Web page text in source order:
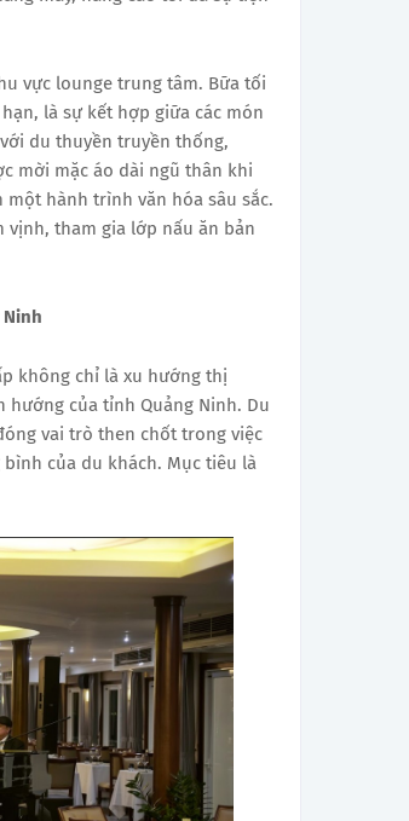
vực lounge trung tâm. Bữa tối
là sự kết hợp giữa các món
du thuyền truyền thống,
mời mặc áo dài ngũ thân khi
hành trình văn hóa sâu sắc.
vịnh, tham gia lớp nấu ăn bản
không chỉ là xu hướng thị
của tỉnh Quảng Ninh. Du
vai trò then chốt trong việc
của du khách. Mục tiêu là